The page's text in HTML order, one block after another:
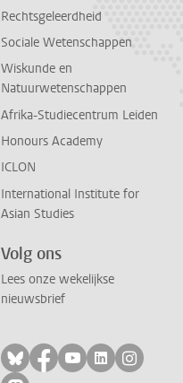
Rechtsgeleerdheid
Sociale Wetenschappen
Wiskunde en
Natuurwetenschappen
Afrika-Studiecentrum Leiden
Honours Academy
ICLON
International Institute for
Asian Studies
Volg ons
Lees onze wekelijkse
nieuwsbrief
Volg ons op bluesky
Volg ons op
Volg ons op
Volg ons
Volg